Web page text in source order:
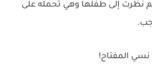
نظرت إلى طفلها وهي تحمله على
المفتاح!